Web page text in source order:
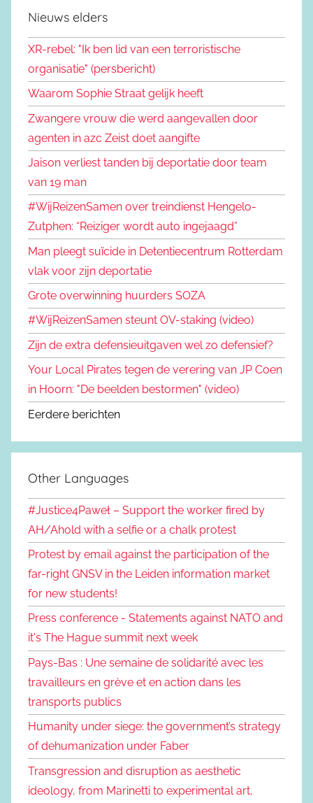
Nieuws elders
XR-rebel: "Ik ben lid van een terroristische
organisatie" (persbericht)
Waarom Sophie Straat gelijk heeft
Zwangere vrouw die werd aangevallen door
agenten in azc Zeist doet aangifte
Jaison verliest tanden bij deportatie door team
van 19 man
#WijReizenSamen over treindienst Hengelo-
Zutphen: “Reiziger wordt auto ingejaagd”
Man pleegt suïcide in Detentiecentrum Rotterdam
vlak voor zijn deportatie
Grote overwinning huurders SOZA
#WijReizenSamen steunt OV-staking (video)
Zijn de extra defensieuitgaven wel zo defensief?
Your Local Pirates tegen de verering van JP Coen
in Hoorn: "De beelden bestormen" (video)
Eerdere berichten
Other Languages
#Justice4Paweł – Support the worker fired by
AH/Ahold with a selfie or a chalk protest
Protest by email against the participation of the
far-right GNSV in the Leiden information market
for new students!
Press conference - Statements against NATO and
it's The Hague summit next week
Pays-Bas : Une semaine de solidarité avec les
travailleurs en grève et en action dans les
transports publics
Humanity under siege: the government’s strategy
of dehumanization under Faber
Transgression and disruption as aesthetic
ideology, from Marinetti to experimental art,